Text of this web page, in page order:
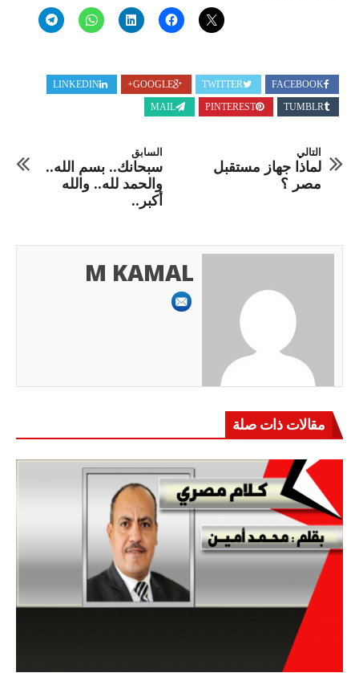
FACEBOOK
TWITTER
GOOGLE+
LINKEDIN
TUMBLR
PINTEREST
MAIL
السابق
سبحانك.. بسم الله..
والحمد لله.. والله
أكبر..
التالي
لماذا جهاز مستقبل
مصر ؟
M KAMAL
مقالات ذات صلة